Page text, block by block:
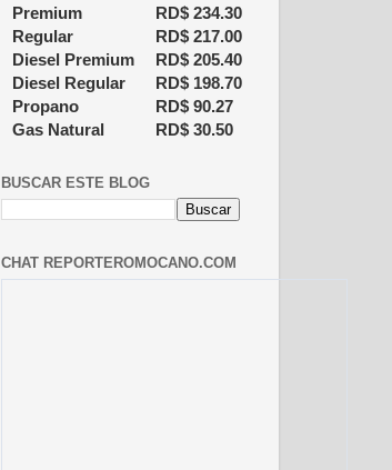
Premium
RD$ 234.30
Regular
RD$ 217.00
Diesel Premium
RD$ 205.40
Diesel Regular
RD$ 198.70
Propano
RD$ 90.27
Gas Natural
RD$ 30.50
BUSCAR ESTE BLOG
CHAT REPORTEROMOCANO.COM